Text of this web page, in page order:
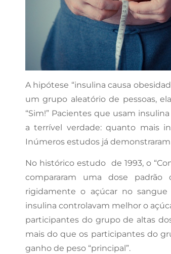
A hipótese “insulina causa
um grupo aleatório de pessoas,
“Sim!” Pacientes que usam
a terrível verdade: quanto mais
Inúmeros estudos já
No histórico estudo de 1993, o
compararam uma dose
rigidamente o açúcar no
insulina controlavam melhor o
participantes do grupo de altas
mais do que os participantes do
ganho de peso “principal”.